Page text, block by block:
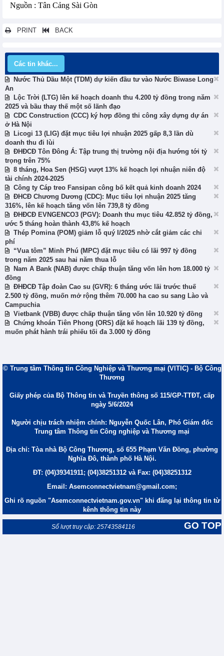
Nguồn : Tân Cảng Sài Gòn
PRINT BACK
Các tin khác...
Nước Thủ Dầu Một (TDM) dự kiến đầu tư vào Nước Biwase Long
An
Lộc Trời (LTG) lên kế hoạch doanh thu 4.200 tỷ đồng trong năm
2025 và bầu thay thế một số lãnh đạo
CDC Construction (CCC) ký hợp đồng thi công xây dựng dự án
ở Hà Nội
Licogi 13 (LIG) đặt mục tiêu lợi nhuận 2025 gấp 8,3 lần dù
doanh thu đi lùi
ĐHĐCĐ Tôn Đông Á: Tập trung thị trường nội địa hướng tới tỷ
trọng trên 75%
8 tháng, Hoa Sen (HSG) vượt 13% kế hoạch lợi nhuận niên độ
tài chính 2024-2025
Công ty Cáp treo Fansipan công bố kết quả kinh doanh 2024
ĐHCĐ Chương Dương (CDC): Mục tiêu lợi nhuận 2025 tăng
316%, lên kế hoạch tăng vốn lên 739,8 tỷ đồng
ĐHĐCĐ EVNGENCO3 (PGV): Doanh thu mục tiêu 42.852 tỷ đồng,
ước 5 tháng hoàn thành 43,8% kế hoạch
Thép Pomina (POM) giảm lỗ quý I/2025 nhờ cắt giảm các chi
phí
“Vua tôm” Minh Phú (MPC) đặt mục tiêu có lãi 997 tỷ đồng
trong năm 2025 sau hai năm thua lỗ
Nam A Bank (NAB) được chấp thuận tăng vốn lên hơn 18.000 tỷ
đồng
ĐHĐCĐ Tập đoàn Cao su (GVR): 6 tháng ước lãi trước thuế
2.500 tỷ đồng, muốn mở rộng thêm 70.000 ha cao su sang Lào và
Campuchia
Vietbank (VBB) được chấp thuận tăng vốn lên 10.920 tỷ đồng
Chứng khoán Tiên Phong (ORS) đặt kế hoạch lãi 139 tỷ đồng,
muốn phát hành trái phiếu tối đa 3.000 tỷ đồng
© Trung tâm Thông tin Công Nghiệp và Thương mại (VITIC) - Bộ Công
Thương
Giấy phép của Bộ Thông tin và Truyền thông số 115/GP-TTĐT, cấp
ngày 5/6/2024
Người chịu trách nhiệm chính: Nguyễn Quốc Lân, Phó Giám đốc
Trung tâm Thông tin Công nghiệp và Thương mại
Địa chỉ: Tòa nhà Bộ Công Thương, số 655 Phạm Văn Đồng, phường
Nghĩa Đô, thành phố Hà Nội.
ĐT: (04)39341911; (04)38251312 và Fax: (04)38251312
Email: Asemconnectvietnam@gmail.com;
Ghi rõ nguồn "Asemconnectvietnam.gov.vn" khi đăng lại thông tin từ
kênh thông tin này
GO TOP
Số lượt truy cập: 25743584116